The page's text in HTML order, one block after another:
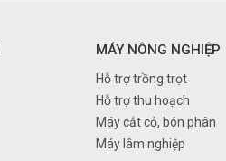
MÁY NÔNG NGHIỆP
Hỗ trợ trồng trọt
Hỗ trợ thu hoạch
Máy cắt cỏ, bón phân
Máy lâm nghiệp